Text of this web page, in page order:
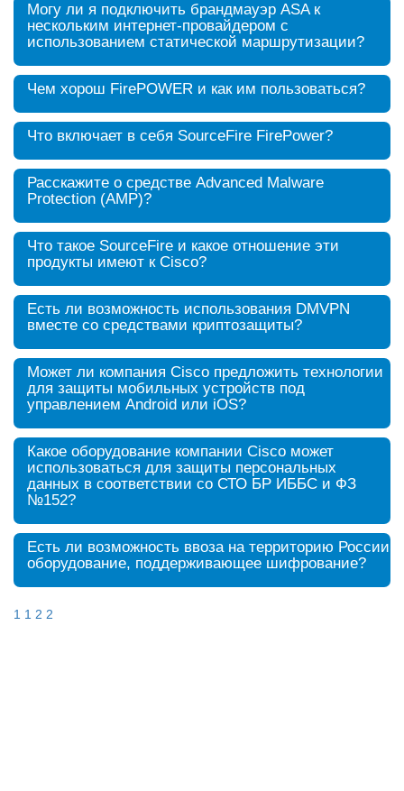
Могу ли я подключить брандмауэр ASA к
нескольким интернет-провайдером с
использованием статической маршрутизации?
Чем хорош FirePOWER и как им пользоваться?
Что включает в себя SourceFire FirePower?
Расскажите о средстве Advanced Malware
Protection (AMP)?
Что такое SourceFire и какое отношение эти
продукты имеют к Cisco?
Есть ли возможность использования DMVPN
вместе со средствами криптозащиты?
Может ли компания Cisco предложить технологии
для защиты мобильных устройств под
управлением Android или iOS?
Какое оборудование компании Cisco может
использоваться для защиты персональных
данных в соответствии со СТО БР ИББС и ФЗ
№152?
Есть ли возможность ввоза на территорию России
оборудование, поддерживающее шифрование?
1 1 2 2